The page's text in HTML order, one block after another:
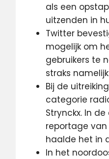
als een
uitzenden in
Twitter
mogelijk om
gebruikers te
straks
Bij de
categorie
Strynckx. In
reportage van
haalde het in
In het